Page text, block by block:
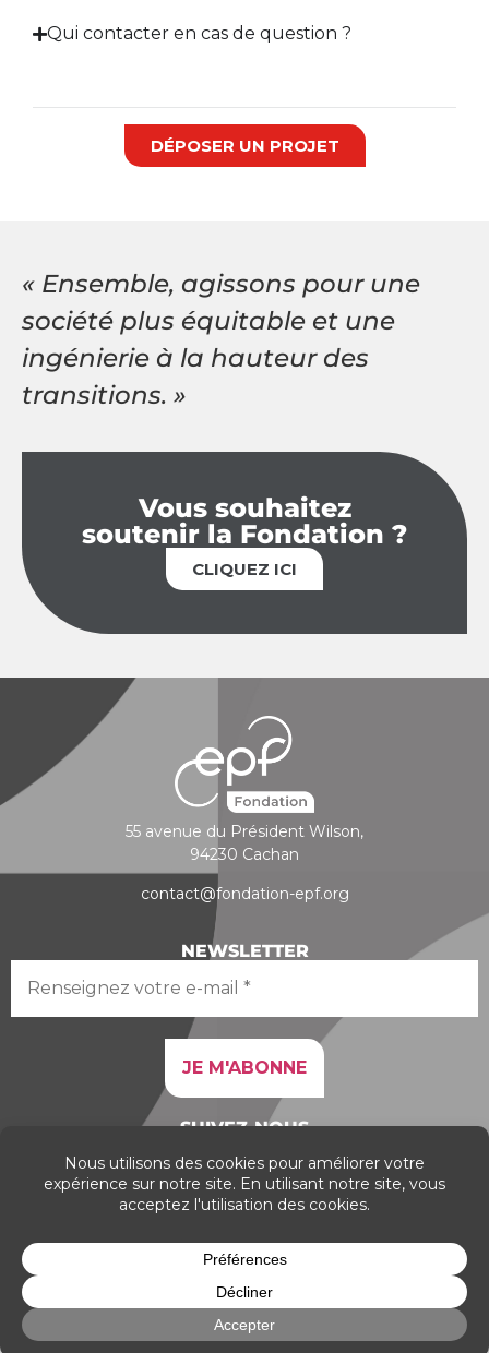
Qui contacter en cas de question ?
DÉPOSER UN PROJET
« Ensemble, agissons pour une
société plus équitable et une
ingénierie à la hauteur des
transitions. »
Vous souhaitez
soutenir la Fondation ?
CLIQUEZ ICI
55 avenue du Président Wilson,
94230 Cachan
contact@fondation-epf.org
NEWSLETTER
SUIVEZ-NOUS
Copyright © 2026 Fondation EPF
Mentions légales –Politique de cookies
Politique
de confidentialité et protection des données